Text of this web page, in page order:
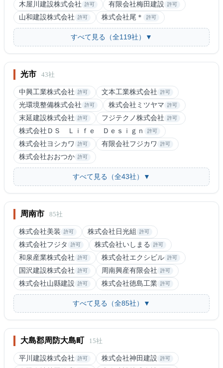
木屋川建設株式会社 許可 有限会社梅田建設 許可
山和建設株式会社 許可 株式会社尾＊ 許可
すべて見る（全119社）▼
光市 43社
中興工業株式会社 許可 文本工業株式会社 許可
光環境整備株式会社 許可 株式会社ミツヤマ 許可
末延建設株式会社 許可 フジテクノ株式会社 許可
株式会社ＤＳ Ｌｉｆｅ Ｄｅｓｉｇｎ 許可
株式会社ヨシカワ 許可 有限会社フジカワ 許可
株式会社おおつか 許可
すべて見る（全43社）▼
周南市 85社
株式会社美装 許可 株式会社日光組 許可
株式会社フジタ 許可 株式会社いしまる 許可
和泉産業株式会社 許可 株式会社エクシビル 許可
国沢建設株式会社 許可 周南興産有限会社 許可
株式会社山縣建設 許可 株式会社徳島工業 許可
すべて見る（全85社）▼
大島郡周防大島町 15社
平川建設株式会社 許可 株式会社神田建設 許可